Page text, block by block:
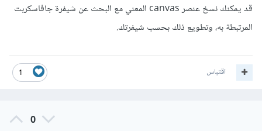
قد يمكنك نسخ عنصر canvas المعني مع البحث عن شيفرة جافاسكربت
المرتبطة به، وتطويع ذلك بحسب شيفرتك.
1 اقتباس
0